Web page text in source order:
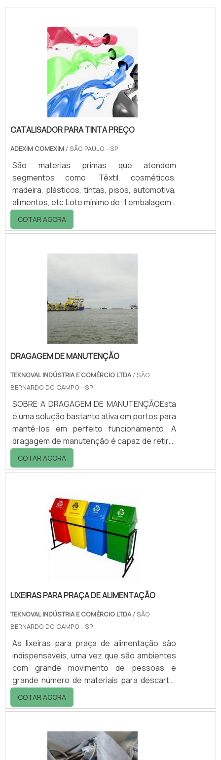
CATALISADOR PARA TINTA PREÇO
ADEXIM COMEXIM / SÃO PAULO - SP
São matérias primas que atendem
segmentos como: Têxtil, cosméticos,
madeira, plásticos, tintas, pisos, automotiva,
alimentos, etc.Lote mínimo de: 1 embalagem -
20kgO catalisador para tinta preço é um
investimento que toda indústria de tintas e
realizar. Este catalisador atua sob as resinas
tinta preço não seja um investimento des.
COTAR AGORA
DRAGAGEM DE MANUTENÇÃO
TEKNOVAL INDÚSTRIA E COMÉRCIO LTDA/ SÃO
BERNARDO DO CAMPO - SP
SOBRE A DRAGAGEM DE MANUTENÇÃOEsta
é uma solução bastante ativa em portos para
mantê-los em perfeito funcionamento. A
dragagem de manutenção é capaz de retirar
grandes quantidades de materiais
contaminados de águas portuárias em
maior segurança no transporte de navios
pelos portos. Para a realização deste
processo de dragagem é necessário uma
ampla abordagem e conhecimento da
dinâmica dos estuários, já que o procedime.
COTAR AGORA
LIXEIRAS PARA PRAÇA DE ALIMENTAÇÃO
TEKNOVAL INDÚSTRIA E COMÉRCIO LTDA/ SÃO
BERNARDO DO CAMPO - SP
As lixeiras para praça de alimentação são
indispensáveis, uma vez que são ambientes
com grande movimento de pessoas e
grande número de materiais para descarte.
As lixeiras podem ser solicitadas nos
modelos de coleta seletiva, permitindo que
material, colaborando para a prática
sustentável.Entre em contato com a
Teknoval e solicite um orçamento!.
COTAR AGORA